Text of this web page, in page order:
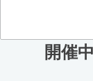
開催